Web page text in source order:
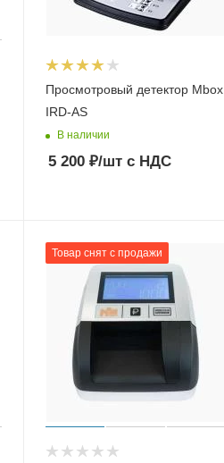
Просмотровый детектор Mbox
IRD-AS
В наличии
5 200₽/штс НДС
Товар снят с продажи